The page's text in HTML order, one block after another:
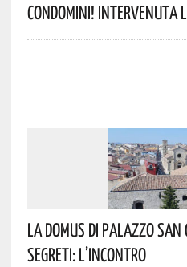
Condomini! Intervenuta
La Domus Di Palazzo
Segreti: L’incontro